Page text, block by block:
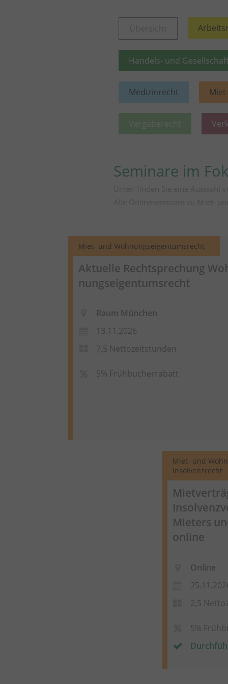
Handels- und
Medizinrecht
Vergaberecht
Seminare im
Miet- und Wohnungseigentumsrecht
Aktuelle Rechtsprechung
nungseigentumsrecht
Raum München
13.11.2026
7,5 Nettozeitstunden
5% Frühbucherrabatt
Miet- und
Insolvenzrecht
Mieters
online
Online
2,5
5%